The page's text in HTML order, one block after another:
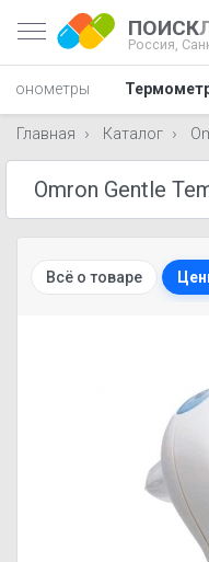
ПОИСК
Россия,
Тонометры
Главная Каталог
Всё о товаре